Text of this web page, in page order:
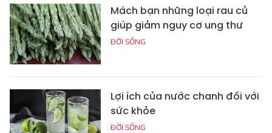
Mách bạn những loại rau củ
giúp giảm nguy cơ ung thư
ĐỜI SỐNG
Lợi ích của nước chanh đối với
sức khỏe
ĐỜI SỐNG